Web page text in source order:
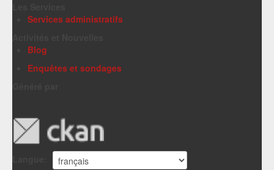
Services administratifs
Blog
Enquêtes et sondages